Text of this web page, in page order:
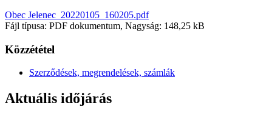
Obec Jelenec_20220105_160205.pdf
Fájl típusa: PDF dokumentum, Nagyság: 148,25 kB
Közzététel
Szerződések, megrendelések, számlák
Aktuális időjárás